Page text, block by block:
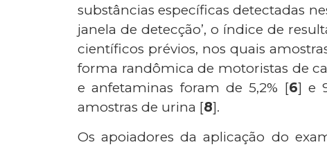
substâncias específicas detectadas
janela de detecção’, o índice de
científicos prévios, nos quais
forma randômica de motoristas de
e anfetaminas foram de 5,2% [6] e
amostras de urina [8].
Os apoiadores da aplicação do